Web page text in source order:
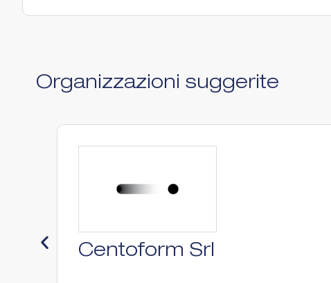
Organizzazioni suggerite
Centoform Srl